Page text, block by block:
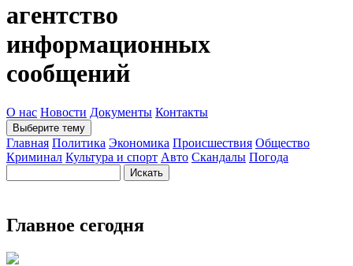
агентство
информационных
сообщений
О нас Новости Документы Контакты
Выберите тему
Главная Политика Экономика Происшествия Общество
Криминал Культура и спорт Авто Скандалы Погода
Главное сегодня